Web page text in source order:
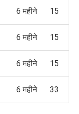
6 महीने 15
6 महीने 15
6 महीने 15
6 महीने 33